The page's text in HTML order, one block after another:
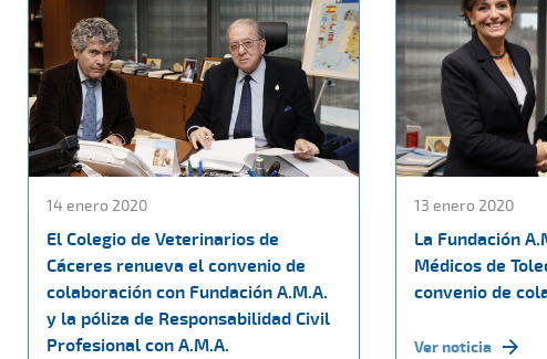
14 enero 2020
El Colegio de Veterinarios de
Cáceres renueva el convenio de
colaboración con Fundación A.M.A.
y la póliza de Responsabilidad Civil
Profesional con A.M.A.
13 enero 2020
La Fundación
Médicos de
convenio de
Ver noticia